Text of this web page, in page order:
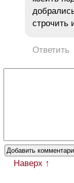
строчить
Ответить
Наверх ↑